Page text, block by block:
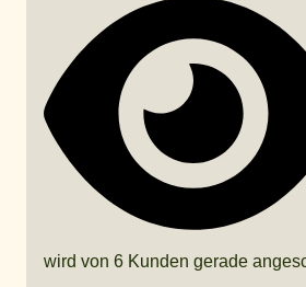
wird von 6 Kunden gerade